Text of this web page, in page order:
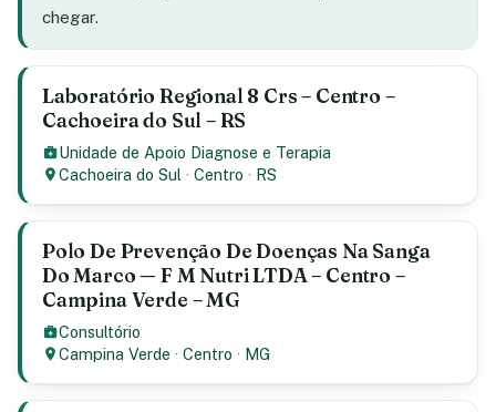
chegar.
Laboratório Regional 8 Crs – Centro –
Cachoeira do Sul – RS
Unidade de Apoio Diagnose e Terapia
Cachoeira do Sul ·Centro · RS
Polo De Prevenção De Doenças Na Sanga
Do Marco — F M Nutri LTDA – Centro –
Campina Verde – MG
Consultório
Campina Verde ·Centro · MG